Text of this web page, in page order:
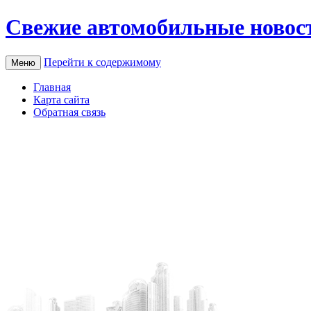
Свежие автомобильные
Меню Перейти к содержимому
Главная
Карта сайта
Обратная связь